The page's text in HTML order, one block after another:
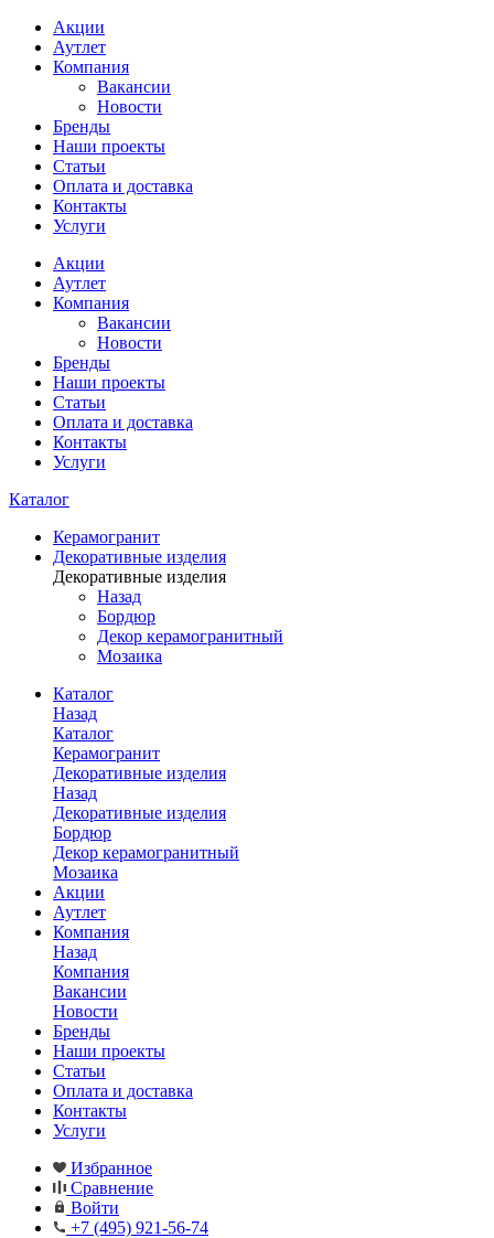
Акции
Аутлет
Компания
Вакансии
Новости
Бренды
Наши проекты
Статьи
Оплата и доставка
Контакты
Услуги
Акции
Аутлет
Компания
Вакансии
Новости
Бренды
Наши проекты
Статьи
Оплата и доставка
Контакты
Услуги
Каталог
Керамогранит
Декоративные изделия
Декоративные изделия
Назад
Бордюр
Декор керамогранитный
Мозаика
Каталог
Назад
Каталог
Керамогранит
Декоративные изделия
Назад
Декоративные изделия
Бордюр
Декор керамогранитный
Мозаика
Акции
Аутлет
Компания
Назад
Компания
Вакансии
Новости
Бренды
Наши проекты
Статьи
Оплата и доставка
Контакты
Услуги
Избранное
Сравнение
Войти
+7 (495) 921-56-74